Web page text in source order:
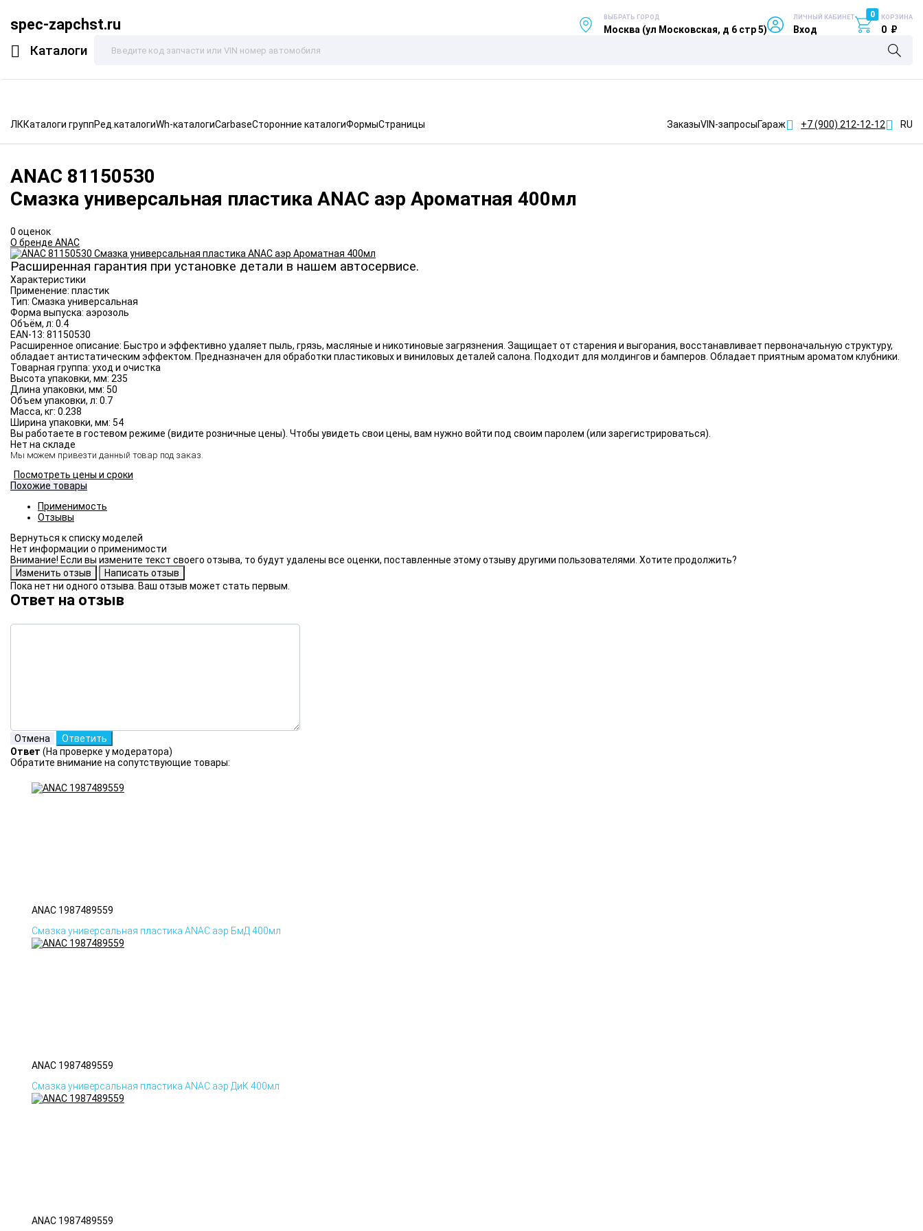
spec-zapchst.ru
Каталоги
ВЫБРАТЬ ГОРОД
Москва (ул Московская, д 6 стр 5)
ЛИЧНЫЙ КАБИНЕТ
Вход
0 КОРЗИНА
0 ₽
ЛККаталоги группРед.каталогиWh-каталогиCarbaseСторонние каталогиФормыСтраницы ЗаказыVIN-запросыГараж +7 (900) 212-12-12 RU
ANAC 81150530
Смазка универсальная пластика ANAC аэр Ароматная 400мл
0 оценок
О бренде ANAC
Расширенная гарантия при установке детали в нашем автосервисе.
Характеристики
Применение: пластик
Тип: Смазка универсальная
Форма выпуска: аэрозоль
Объём, л: 0.4
EAN-13: 81150530
Расширенное описание: Быстро и эффективно удаляет пыль, грязь, масляные и никотиновые загрязнения. Защищает от старения и выгорания, восстанавливает первоначальную структуру,
обладает антистатическим эффектом. Предназначен для обработки пластиковых и виниловых деталей салона. Подходит для молдингов и бамперов. Обладает приятным ароматом клубники.
Товарная группа: уход и очистка
Высота упаковки, мм: 235
Длина упаковки, мм: 50
Объем упаковки, л: 0.7
Масса, кг: 0.238
Ширина упаковки, мм: 54
Вы работаете в гостевом режиме (видите розничные цены). Чтобы увидеть свои цены, вам нужно войти под своим паролем (или зарегистрироваться).
Нет на складе
Мы можем привезти данный товар под заказ.
Посмотреть цены и сроки
Похожие товары
Применимость
Отзывы
Нет информации о применимости
Внимание! Если вы измените текст своего отзыва, то будут удалены все оценки, поставленные этому отзыву другими пользователями. Хотите продолжить?
Пока нет ни одного отзыва. Ваш отзыв может стать первым.
Ответ на отзыв
Ответ (На проверке у модератора)
Обратите внимание на сопутствующие товары:
ANAC 1987489559
Смазка универсальная пластика ANAC аэр БмД 400мл
ANAC 1987489559
Смазка универсальная пластика ANAC аэр ДиК 400мл
ANAC 1987489559